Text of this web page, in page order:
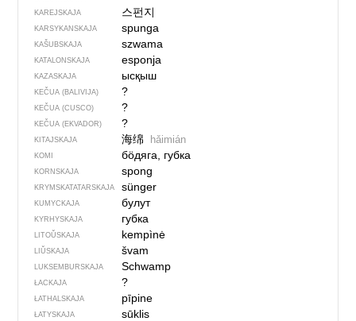
KAREJSKAJA 스펀지
KARSYKANSKAJA spunga
KAŠUBSKAJA szwama
KATALONSKAJA esponja
KAZASKAJA ысқыш
KEČUA (BALIVIJA) ?
KEČUA (CUSCO) ?
KEČUA (EKVADOR) ?
KITAJSKAJA 海绵 hǎimián
KOMI бӧдяга, губка
KORNSKAJA spong
KRYMSKA­TATARSKAJA sünger
KUMYCKAJA булут
KYRHYSKAJA губка
LITOŬSKAJA kempìnė
LIŬSKAJA švam
LUKSEMBURSKAJA Schwamp
ŁACKAJA ?
ŁATHALSKAJA pīpine
ŁATYSKAJA sūklis